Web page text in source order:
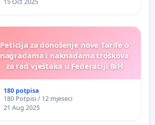
15 Oct 2025
Peticija za donošenje nove Tarife o
nagradama i naknadama troškova
za rad vještaka u Federaciji BiH
180 potpisa
180 Potpisi / 12 mjeseci
21 Aug 2025